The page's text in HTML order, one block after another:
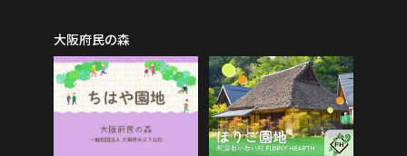
大阪府民の森